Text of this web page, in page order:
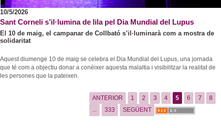
10/5/2026
Sant Corneli s’il·lumina de lila pel Dia Mundial del Lupus
El 10 de maig, el campanar de Collbató s’il·luminarà com a mostra de
solidaritat
Aquest diumenge 10 de maig se celebra el Dia Mundial del Lupus, una jornada
que té com a objectiu donar a conèixer aquesta malaltia i visibilitzar la realitat de
les persones que la pateixen.
ANTERIOR 1 2 3 4 5 6 7
8
...
333 SEGÜENT